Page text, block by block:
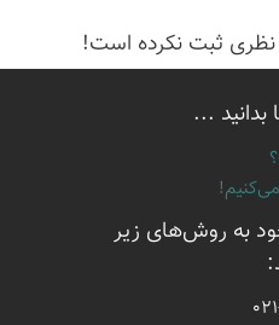
نظری ثبت نكرده است!
...
به روش‌های زیر